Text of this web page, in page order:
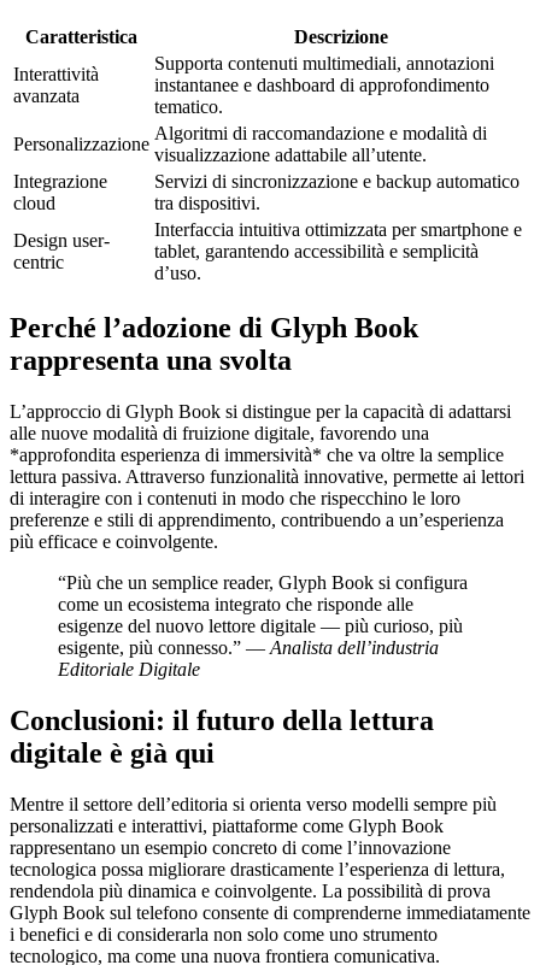
Caratteristica
Descrizione
Interattività
avanzata
Supporta contenuti multimediali, annotazioni
instantanee e dashboard di approfondimento
tematico.
Personalizzazione
Algoritmi di raccomandazione e modalità di
visualizzazione adattabile all’utente.
Integrazione
cloud
Servizi di sincronizzazione e backup automatico
tra dispositivi.
Design user-
centric
Interfaccia intuitiva ottimizzata per smartphone e
tablet, garantendo accessibilità e semplicità
d’uso.
Perché l’adozione di Glyph Book
rappresenta una svolta
L’approccio di Glyph Book si distingue per la capacità di adattarsi
alle nuove modalità di fruizione digitale, favorendo una
*approfondita esperienza di immersività* che va oltre la semplice
lettura passiva. Attraverso funzionalità innovative, permette ai lettori
di interagire con i contenuti in modo che rispecchino le loro
preferenze e stili di apprendimento, contribuendo a un’esperienza
più efficace e coinvolgente.
“Più che un semplice reader, Glyph Book si configura
come un ecosistema integrato che risponde alle
esigenze del nuovo lettore digitale — più curioso, più
esigente, più connesso.” — Analista dell’industria
Editoriale Digitale
Conclusioni: il futuro della lettura
digitale è già qui
Mentre il settore dell’editoria si orienta verso modelli sempre più
personalizzati e interattivi, piattaforme come Glyph Book
rappresentano un esempio concreto di come l’innovazione
tecnologica possa migliorare drasticamente l’esperienza di lettura,
rendendola più dinamica e coinvolgente. La possibilità di prova
Glyph Book sul telefono consente di comprenderne immediatamente
i benefici e di considerarla non solo come uno strumento
tecnologico, ma come una nuova frontiera comunicativa.